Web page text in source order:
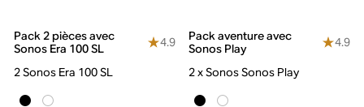
Pack 2 pièces avec
Sonos Era 100 SL
4.9
2 Sonos Era 100 SL
Pack aventure avec
Sonos Play
4.9
2 x Sonos Sonos Play